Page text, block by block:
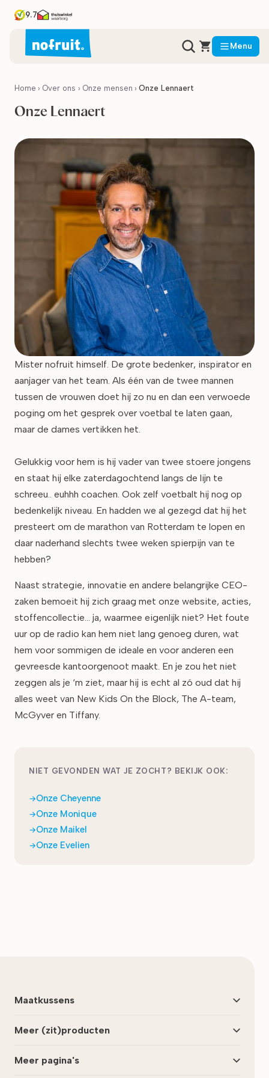
9.7
Menu
Home › Over ons › Onze mensen › Onze Lennaert
Onze Lennaert
Mister nofruit himself. De grote bedenker, inspirator en
aanjager van het team. Als één van de twee mannen
tussen de vrouwen doet hij zo nu en dan een verwoede
poging om het gesprek over voetbal te laten gaan,
maar de dames vertikken het.
Gelukkig voor hem is hij vader van twee stoere jongens
en staat hij elke zaterdagochtend langs de lijn te
schreeu.. euhhh coachen. Ook zelf voetbalt hij nog op
bedenkelijk niveau. En hadden we al gezegd dat hij het
presteert om de marathon van Rotterdam te lopen en
daar naderhand slechts twee weken spierpijn van te
hebben?
Naast strategie, innovatie en andere belangrijke CEO-
zaken bemoeit hij zich graag met onze website, acties,
stoffencollectie… ja, waarmee eigenlijk niet? Het foute
uur op de radio kan hem niet lang genoeg duren, wat
hem voor sommigen de ideale en voor anderen een
gevreesde kantoorgenoot maakt. En je zou het niet
zeggen als je ‘m ziet, maar hij is echt al zó oud dat hij
alles weet van New Kids On the Block, The A-team,
McGyver en Tiffany.
NIET GEVONDEN WAT JE ZOCHT? BEKIJK OOK:
Onze Cheyenne
Onze Monique
Onze Maikel
Onze Evelien
Maatkussens
Meer (zit)producten
Meer pagina's